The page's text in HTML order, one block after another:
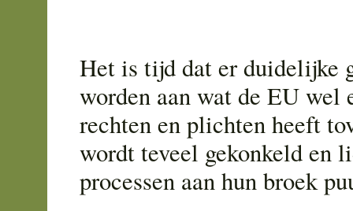
Het is tijd dat er duidelijke
worden aan wat de EU wel
rechten en plichten heeft
wordt teveel gekonkeld en
processen aan hun broek